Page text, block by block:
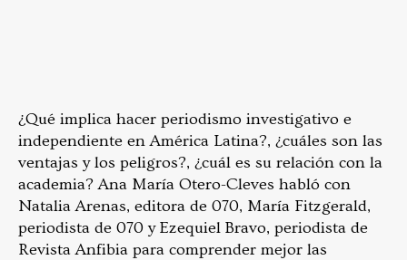
¿Qué implica hacer periodismo investigativo e
independiente en América Latina?, ¿cuáles son las
ventajas y los peligros?, ¿cuál es su relación con la
academia? Ana María Otero-Cleves habló con
Natalia Arenas, editora de 070, María Fitzgerald,
periodista de 070 y Ezequiel Bravo, periodista de
Revista Anfibia para comprender mejor las